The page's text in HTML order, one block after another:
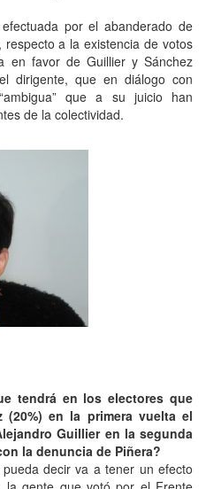
por el abanderado de
a la existencia de votos
en favor de Guillier y Sánchez
dirigente, que en diálogo con
que a su juicio han
de la colectividad.
tendrá en los electores que
(20%) en la primera vuelta el
Guillier en la segunda
la denuncia de Piñera?
decir va a tener un efecto